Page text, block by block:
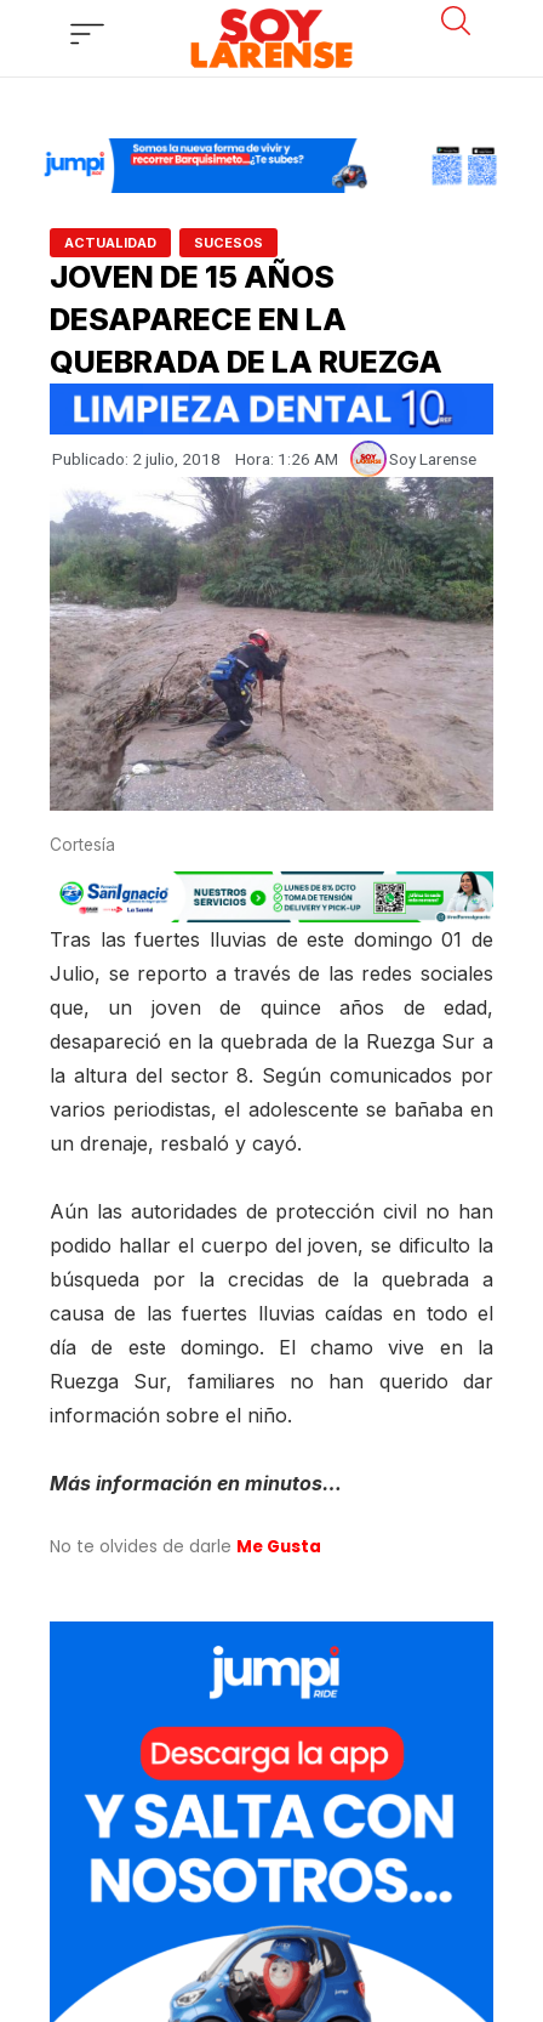
ACTUALIDAD SUCESOS
JOVEN DE 15 AÑOS
DESAPARECE EN LA
QUEBRADA DE LA RUEZGA
Publicado: 2 julio, 2018 Hora: 1:26 AM Soy Larense
Cortesía
Tras las fuertes lluvias de este domingo 01 de
Julio, se reporto a través de las redes sociales
que, un joven de quince años de edad,
desapareció en la quebrada de la Ruezga Sur a
la altura del sector 8. Según comunicados por
varios periodistas, el adolescente se bañaba en
un drenaje, resbaló y cayó.
Aún las autoridades de protección civil no han
podido hallar el cuerpo del joven, se dificulto la
búsqueda por la crecidas de la quebrada a
causa de las fuertes lluvias caídas en todo el
día de este domingo. El chamo vive en la
Ruezga Sur, familiares no han querido dar
información sobre el niño.
Más información en minutos…
No te olvides de darle Me Gusta